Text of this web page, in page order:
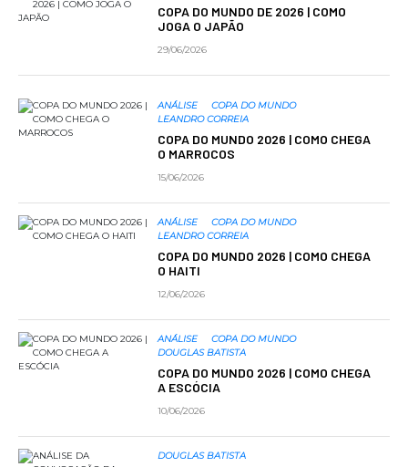
COPA DO MUNDO DE 2026 | COMO
JOGA O JAPÃO
29/06/2026
ANÁLISE
COPA DO MUNDO
LEANDRO CORREIA
COPA DO MUNDO 2026 | COMO CHEGA
O MARROCOS
15/06/2026
ANÁLISE
COPA DO MUNDO
LEANDRO CORREIA
COPA DO MUNDO 2026 | COMO CHEGA
O HAITI
12/06/2026
ANÁLISE
COPA DO MUNDO
DOUGLAS BATISTA
COPA DO MUNDO 2026 | COMO CHEGA
A ESCÓCIA
10/06/2026
DOUGLAS BATISTA